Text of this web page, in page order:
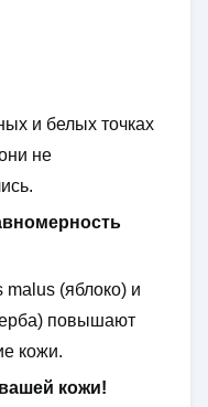
и белых точках
не
(яблоко) и
повышают
кожи.
кожи!